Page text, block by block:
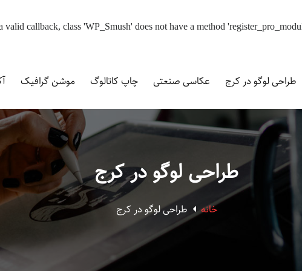
callback, class 'WP_Smush' does not have a method
طراحی لوگو در کرج عکاسی صنعتی چاپ کاتالوگ موشن گرافیک
طراحی لوگو در کرج
خانه طراحی لوگو در کرج